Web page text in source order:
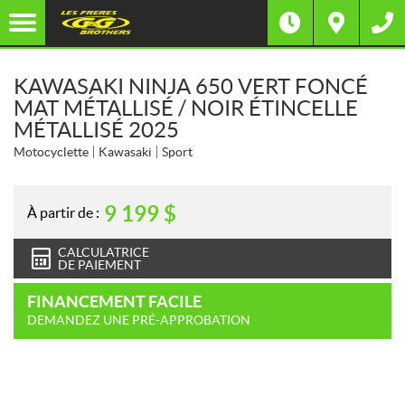
KAWASAKI NINJA 650 VERT FONCÉ
MAT MÉTALLISÉ / NOIR ÉTINCELLE
MÉTALLISÉ 2025
Motocyclette Kawasaki Sport
À partir de : 9 199 $
CALCULATRICE
DE PAIEMENT
FINANCEMENT FACILE
DEMANDEZ UNE PRÉ-APPROBATION